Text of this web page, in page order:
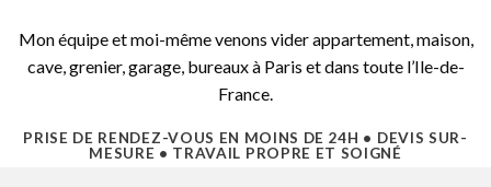
Mon équipe et moi-même venons vider appartement, maison,
cave, grenier, garage, bureaux à Paris et dans toute l’Ile-de-
France.
PRISE DE RENDEZ-VOUS EN MOINS DE 24H • DEVIS SUR-
MESURE • TRAVAIL PROPRE ET SOIGNÉ